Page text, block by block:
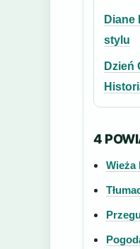
Diane
stylu
Dzień
4
Wieża